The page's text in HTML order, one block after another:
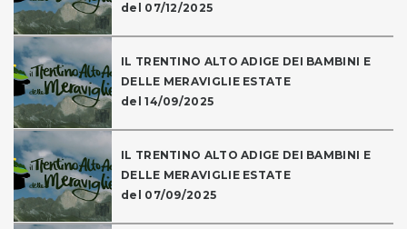
del 07/12/2025
IL TRENTINO ALTO ADIGE DEI BAMBINI E
DELLE MERAVIGLIE ESTATE
del 14/09/2025
IL TRENTINO ALTO ADIGE DEI BAMBINI E
DELLE MERAVIGLIE ESTATE
del 07/09/2025